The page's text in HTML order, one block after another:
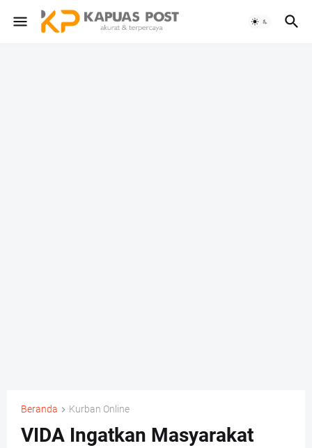
Beranda Kurban Online
VIDA Ingatkan Masyarakat